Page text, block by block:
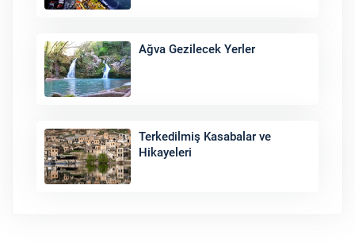
Ağva Gezilecek Yerler
Terkedilmiş Kasabalar ve
Hikayeleri